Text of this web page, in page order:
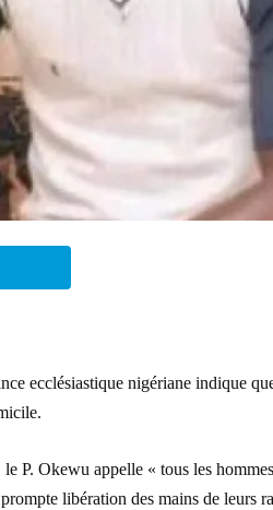
ecclésiastique nigériane indique
P. Okewu appelle « tous les
libération des mains de leurs